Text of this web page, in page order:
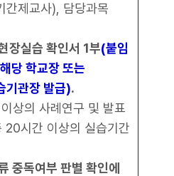
간제교사), 담당과목
장실습 확인서 1부(붙임
당 학교장 또는
기관장 발급).
상의 사례연구 및 발표
20시간 이상의 실습기간
중독여부 판별 확인에